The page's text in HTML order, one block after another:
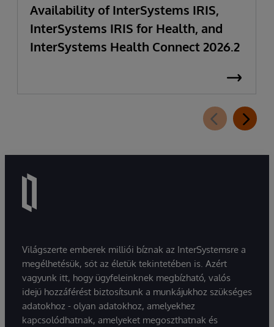
Availability of InterSystems IRIS,
InterSystems IRIS for Health, and
InterSystems Health Connect 2026.2
Világszerte emberek milliói bíznak az InterSystemsre a
megélhetésük, sőt az életük tekintetében is. Azért
vagyunk itt, hogy ügyfeleinknek megbízható, valós
idejű hozzáférést biztosítsunk a munkájukhoz szükséges
adatokhoz - olyan adatokhoz, amelyekhez
kapcsolódhatnak, amelyeket megoszthatnak és